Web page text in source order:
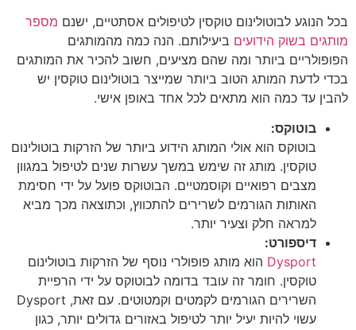
בכל הנוגע לבוטולינום טוקסין לטיפולים אסתטיים, ישנם מספר
מותגים בשוק הידועים ביעילותם. הנה כמה מהמותגים
הפופולריים ביותר ומה שהם מציעים, חשוב להכיר את המותגים
בכדי לדעת המותג הטוב ביותר שמייצר בוטולינום טוקסין יש
להבין עד כמה הוא מתאים לכל אחד באופן אישי.
בוטוקס:
בוטוקס הוא אולי המותג הידוע ביותר של הזרקות בוטולינום
טוקסין. מותג זה שימש במשך עשרות שנים לטיפול במגוון
מצבים רפואיים וקוסמטיים. הבוטוקס פועל על ידי חסימת
האותות הגורמים לשרירים להתכווץ, וכתוצאה מכך מביא
למראה חלק וצעיר יותר.
דיספורט:
Dysport הוא מותג פופולרי נוסף של הזרקות בוטולינום
טוקסין. חומר זה עובד בדומה לבוטוקס על ידי הרפיית
השרירים הגורמים לקמטים וקמטוטים. עם זאת, Dysport
עשוי להיות יעיל יותר לטיפול באזורים גדולים יותר, כגון